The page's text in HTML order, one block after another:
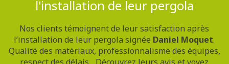
l'installation de leur pergola
Nos clients témoignent de leur satisfaction après
l’installation de leur pergola signée Daniel Moquet.
Qualité des matériaux, professionnalisme des équipes,